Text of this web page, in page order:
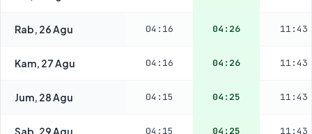
Rab, 26 Agu 04:16 04:26 11:43
Kam, 27 Agu 04:16 04:26 11:43
Jum, 28 Agu 04:15 04:25 11:43
Sab, 29 Agu 04:15 04:25 11:43